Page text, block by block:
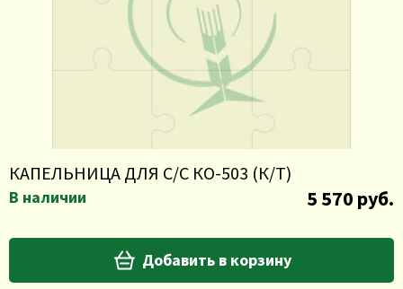
КАПЕЛЬНИЦА ДЛЯ С/С КО-503 (К/Т)
В наличии 5 570 руб.
Добавить в корзину